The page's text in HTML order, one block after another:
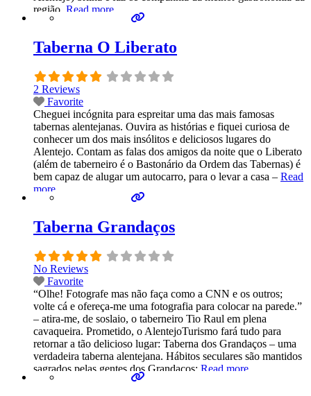
região. Read more...
Taberna O Liberato
2 Reviews
Favorite
Cheguei incógnita para espreitar uma das mais famosas
tabernas alentejanas. Ouvira as histórias e fiquei curiosa de
conhecer um dos mais insólitos e deliciosos lugares do
Alentejo. Contam as falas dos amigos da noite que o Liberato
(além de taberneiro é o Bastonário da Ordem das Tabernas) é
bem capaz de alugar um autocarro, para o levar a casa – Read
more...
Taberna Grandaços
No Reviews
Favorite
“Olhe! Fotografe mas não faça como a CNN e os outros;
volte cá e ofereça-me uma fotografia para colocar na parede.”
– atira-me, de soslaio, o taberneiro Tio Raul em plena
cavaqueira. Prometido, o AlentejoTurismo fará tudo para
retornar a tão delicioso lugar: Taberna dos Grandaços – uma
verdadeira taberna alentejana. Hábitos seculares são mantidos
sagrados pelas gentes dos Grandaços: Read more...